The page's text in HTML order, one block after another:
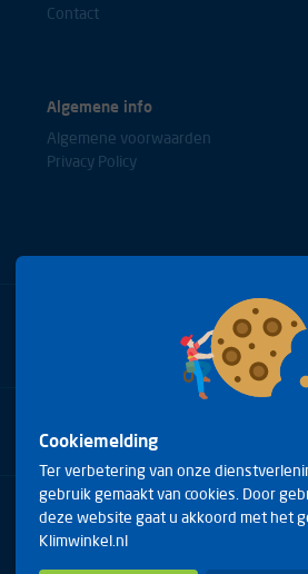
Contact
Algemene info
Algemene voorwaarden
Privacy Policy
Bel met onze
+31(0)85
Arduinstraat 20
4827 HK Breda
Telefoon: +31(0)85 0653688
Cookiemelding
Ter verbetering van onze
gebruik gemaakt van cookies. Door
deze website gaat u akkoord met het
Klimwinkel.nl